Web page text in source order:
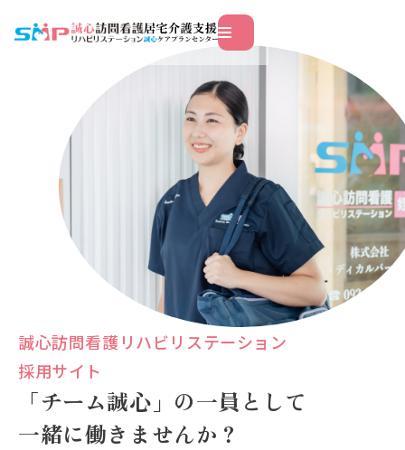
誠心訪問看護リハビリステーション
採用サイト
「チーム誠心」の一員として
一緒に働きませんか？